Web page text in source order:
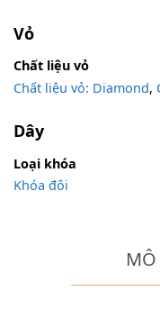
Vỏ
Chất liệu vỏ
Chất liệu vỏ: Diamond,
Dây
Loại khóa
Khóa đôi